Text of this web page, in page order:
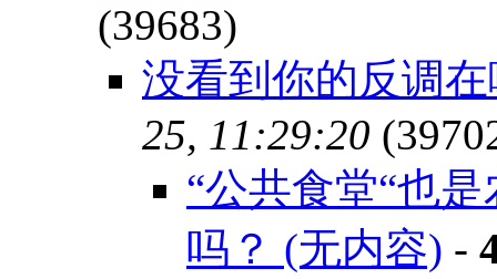
(39683)
没看到你的反调
25, 11:29:20
“公共食堂“也
吗？ (无内容) -